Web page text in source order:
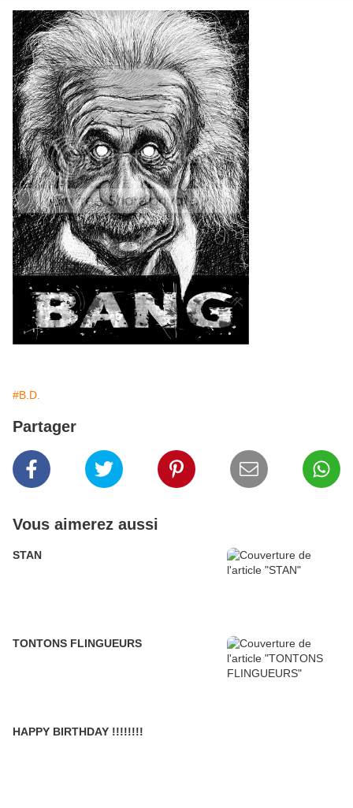
#B.D.
Partager
Vous aimerez aussi
STAN
TONTONS FLINGUEURS
HAPPY BIRTHDAY !!!!!!!!